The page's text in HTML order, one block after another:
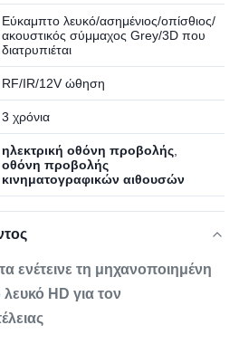
Εύκαμπτο λευκό/ασημένιος/οπίσθιος/
ακουστικός σύμμαχος Grey/3D που
διατρυπιέται
RF/IR/12V ώθηση
3 χρόνια
ηλεκτρική οθόνη προβολής
οθόνη προβολής
κινηματογραφικών αιθουσών
ενέτεινε τη μηχανοποιημένη
HD για τον